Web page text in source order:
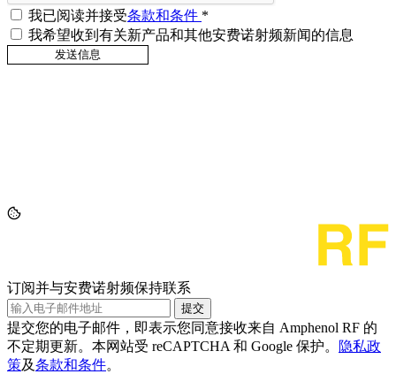
我已阅读并接受条款和条件 *
我希望收到有关新产品和其他安费诺射频新闻的信息
订阅并与安费诺射频保持联系
提交
提交您的电子邮件，即表示您同意接收来自 Amphenol RF 的
不定期更新。本网站受 reCAPTCHA 和 Google 保护。
隐私政
策及条款和条件。